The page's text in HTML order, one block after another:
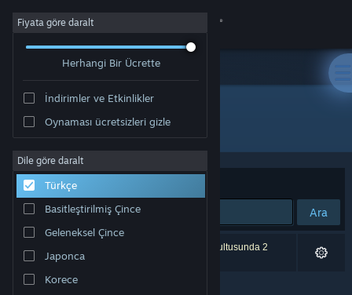
Giriş yap
Hakkında
Destek
Dili değiştir
Steam mobil uygulamasını yükle
Fiyata göre daralt
Herhangi Bir Ücrette
İndirimler ve Etkinlikler
Oynaması ücretsizleri gizle
Dile göre daralt
Türkçe
Basitleştirilmiş Çince
Geleneksel Çince
Japonca
Korece
Geliştirici: Order Of Meta
Sırala Uygunluk
Ara
0 sonuç aramanızla eşleşiyor. Tercihleriniz doğrultusunda 2
ürün dâhil edilmedi.